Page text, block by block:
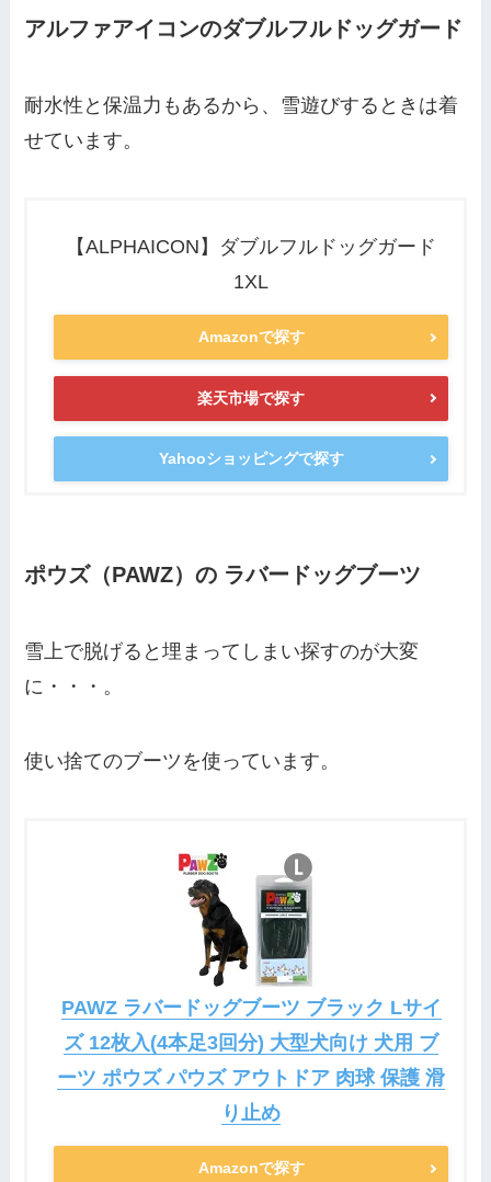
アルファアイコンのダブルフルドッグガード
耐水性と保温力もあるから、雪遊びするときは着
せています。
【ALPHAICON】ダブルフルドッグガード
1XL
Amazonで探す
楽天市場で探す
Yahooショッピングで探す
ポウズ（PAWZ）の ラバードッグブーツ
雪上で脱げると埋まってしまい探すのが大変
に・・・。
使い捨てのブーツを使っています。
PAWZ ラバードッグブーツ ブラック Lサイ
ズ 12枚入(4本足3回分) 大型犬向け 犬用 ブ
ーツ ポウズ パウズ アウトドア 肉球 保護 滑
り止め
Amazonで探す